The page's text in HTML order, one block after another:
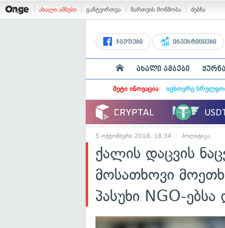
ახალი ამბები განტვირთვა მართვის მოწმობა ძებნა
ჯგუფები ინვესტიციები
ახალი ამბები
მეტი ინოვაცია იცხოვრე
5 ოქტომბერი 2018, 18:34 პოლიტიკა
ქალის დაცვის
მოსათხოვი
პასუხი NGO-ებსა